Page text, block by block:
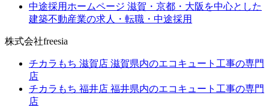
中途採用ホームページ 滋賀・京都・大阪を中心とした
建築不動産業の求人・転職・中途採用
株式会社freesia
チカラもち 滋賀店 滋賀県内のエコキュート工事の専門
店
チカラもち 福井店 福井県内のエコキュート工事の専門
店